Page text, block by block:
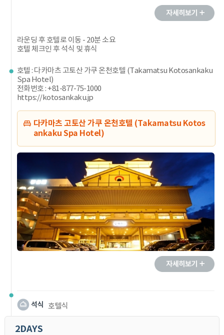
라운딩 후 호텔로 이동 - 20분 소요
호텔 체크인 후 석식 및 휴식
호텔 : 다카마츠 고토산 가쿠 온천호텔 (Takamatsu Kotosankaku
Spa Hotel)
전화번호 : +81-877-75-1000
https://kotosankaku.jp
다카마츠 고토산 가쿠 온천호텔 (Takamatsu Kotos
ankaku Spa Hotel)
호텔식
2DAYS